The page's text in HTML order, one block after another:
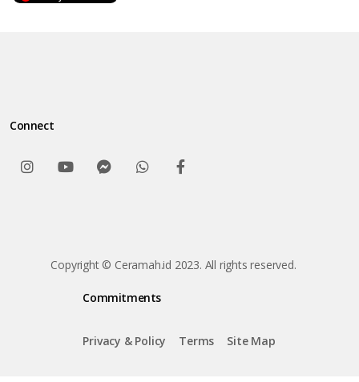
Connect
Copyright © Ceramah.id 2023. All rights reserved.
Commitments
Privacy & Policy Terms Site Map